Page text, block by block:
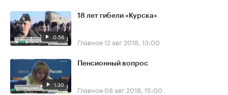
0:56
18 лет гибели «Курска»
Главное12 авг 2018, 13:00
1:30
Пенсионный вопрос
Главное 08 авг 2018, 15:00